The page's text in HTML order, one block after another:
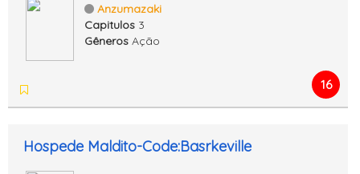
Anzumazaki
Capitulos 3
Gêneros Ação
16
Hospede Maldito-Code:Basrkeville